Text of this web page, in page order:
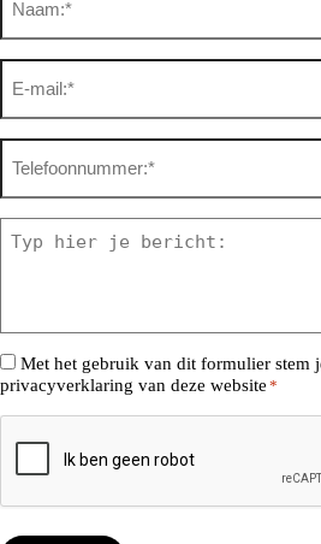
Email
Telefoonnummer
Consent
*
Met het gebruik van dit formulier stem
privacyverklaring van deze website *